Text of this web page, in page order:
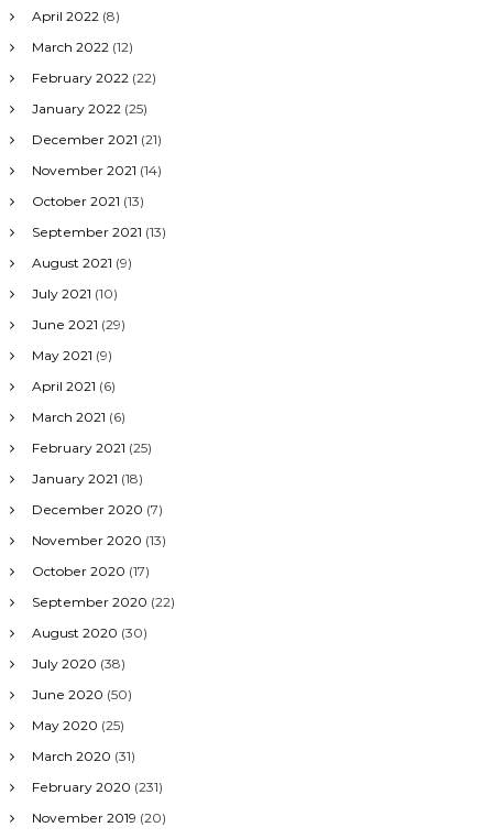
April 2022 (8)
March 2022 (12)
February 2022 (22)
January 2022 (25)
December 2021 (21)
November 2021 (14)
October 2021 (13)
September 2021 (13)
August 2021 (9)
July 2021 (10)
June 2021 (29)
May 2021 (9)
April 2021 (6)
March 2021 (6)
February 2021 (25)
January 2021 (18)
December 2020 (7)
November 2020 (13)
October 2020 (17)
September 2020 (22)
August 2020 (30)
July 2020 (38)
June 2020 (50)
May 2020 (25)
March 2020 (31)
February 2020 (231)
November 2019 (20)